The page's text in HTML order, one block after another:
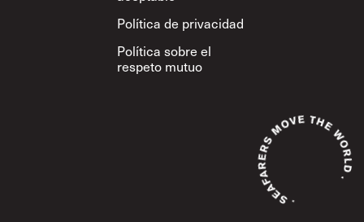
Política de privacidad
Política sobre el
respeto mutuo